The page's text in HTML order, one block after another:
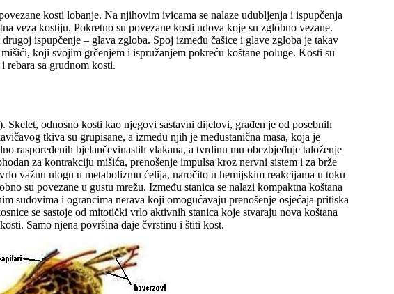
kosti lobanje. Na njihovim ivicama se nalaze udubljenja i ispupčenja
veza kostiju. Pokretno su povezane kosti udova koje su zglobno vezane.
ispupčenje – glava zgloba. Spoj između čašice i glave zgloba je takav
koji svojim grčenjem i ispružanjem pokreću koštane poluge. Kosti su
rebara sa grudnom kosti.
odnosno kosti kao njegovi sastavni dijelovi, građen je od posebnih
tkiva su grupisane, a između njih je međustanična masa, koja je
raspoređenih bjelančevinastih vlakana, a tvrdinu mu obezbjeđuje taloženje
za kontrakciju mišića, prenošenje impulsa kroz nervni sistem i za brže
važnu ulogu u metabolizmu ćelija, naročito u hemijskim reakcijama u toku
su povezane u gustu mrežu. Između stanica se nalazi kompaktna koštana
sudovima i ograncima nerava koji omogućavaju prenošenje osjećaja pritiska
se sastoje od mitotički vrlo aktivnih stanica koje stvaraju nova koštana
Samo njena površina daje čvrstinu i štiti kost.